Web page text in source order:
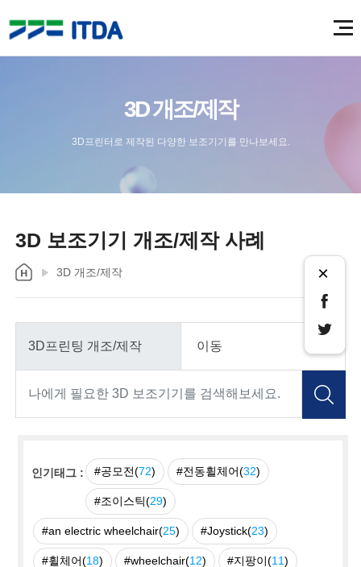
3D 개조/제작
3D프린터로 제작된 다양한 보조기기를 만나보세요.
3D 보조기기 개조/제작 사례
3D 개조/제작 ×
인기태그 : #공모전(72) #전동휠체어(32)
#조이스틱(29)
#an electric wheelchair(25) #Joystick(23)
#휠체어(18) #wheelchair(12) #지팡이(11)